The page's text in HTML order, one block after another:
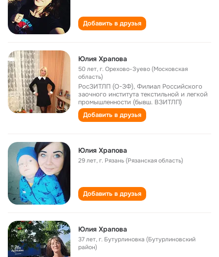
Добавить в друзья
Юлия Храпова
50 лет,г. Орехово-Зуево (Московская
область)
РосЗИТЛП (О-ЗФ), Филиал Российского
заочного института текстильной и легкой
промышленности (бывш. ВЗИТЛП)
Добавить в друзья
Юлия Храпова
29 лет,г. Рязань (Рязанская область)
Добавить в друзья
Юлия Храпова
37 лет,г. Бутурлиновка (Бутурлиновский
район)